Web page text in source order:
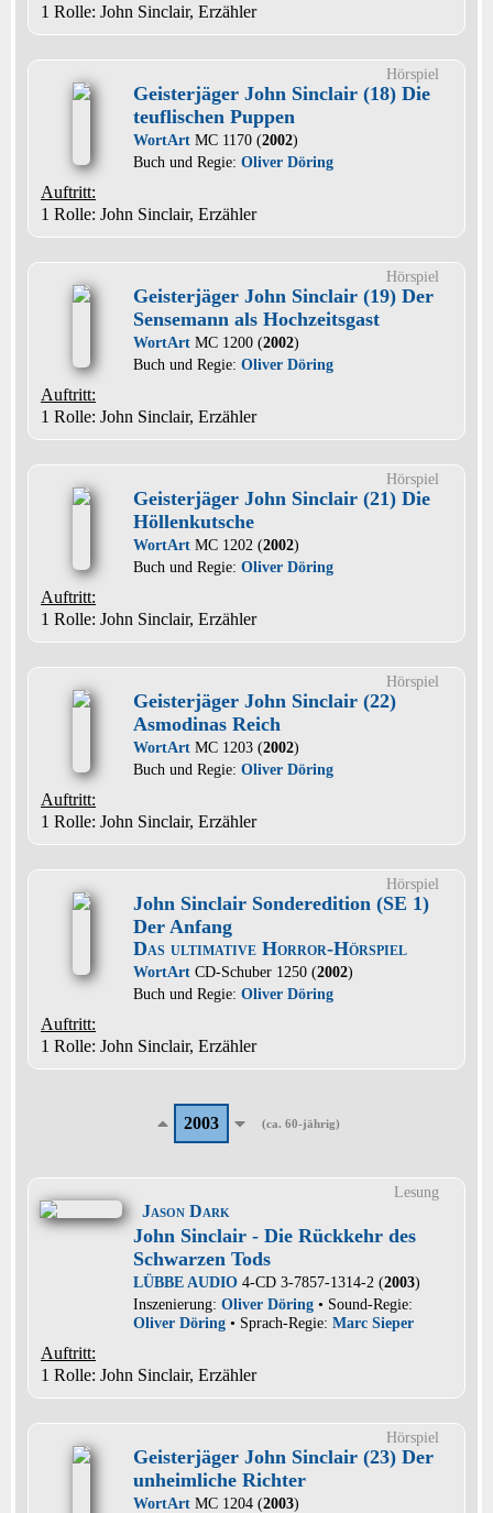
1 Rolle: John Sinclair, Erzähler
Hörspiel
Geisterjäger John Sinclair (18) Die
teuflischen Puppen
WortArt MC 1170 (2002)
Buch und Regie: Oliver Döring
Auftritt:
1 Rolle: John Sinclair, Erzähler
Hörspiel
Geisterjäger John Sinclair (19) Der
Sensemann als Hochzeitsgast
WortArt MC 1200 (2002)
Buch und Regie: Oliver Döring
Auftritt:
1 Rolle: John Sinclair, Erzähler
Hörspiel
Geisterjäger John Sinclair (21) Die
Höllenkutsche
WortArt MC 1202 (2002)
Buch und Regie: Oliver Döring
Auftritt:
1 Rolle: John Sinclair, Erzähler
Hörspiel
Geisterjäger John Sinclair (22)
Asmodinas Reich
WortArt MC 1203 (2002)
Buch und Regie: Oliver Döring
Auftritt:
1 Rolle: John Sinclair, Erzähler
Hörspiel
John Sinclair Sonderedition (SE 1)
Der Anfang
Das ultimative Horror-Hörspiel
WortArt CD-Schuber 1250 (2002)
Buch und Regie: Oliver Döring
Auftritt:
1 Rolle: John Sinclair, Erzähler
2003 (ca. 60-jährig)
Lesung
Jason Dark
John Sinclair - Die Rückkehr des
Schwarzen Tods
LÜBBE AUDIO 4-CD 3-7857-1314-2 (2003)
Inszenierung: Oliver Döring • Sound-Regie:
Oliver Döring • Sprach-Regie: Marc Sieper
Auftritt:
1 Rolle: John Sinclair, Erzähler
Hörspiel
Geisterjäger John Sinclair (23) Der
unheimliche Richter
WortArt MC 1204 (2003)